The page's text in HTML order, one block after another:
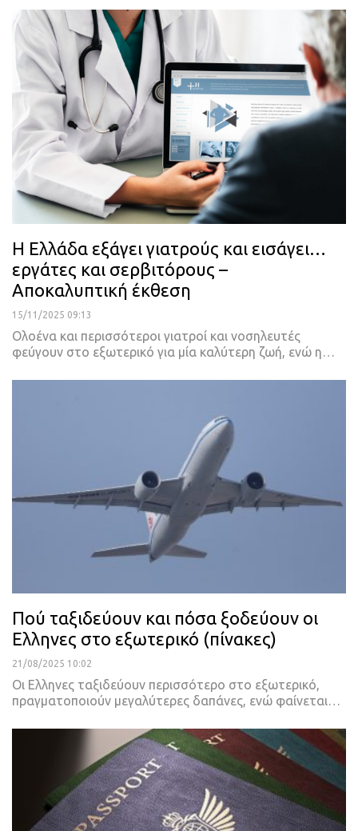
Η Ελλάδα εξάγει γιατρούς και εισάγει…
εργάτες και σερβιτόρους –
Αποκαλυπτική έκθεση
15/11/2025 09:13
Oλοένα και περισσότεροι γιατροί και νοσηλευτές
φεύγουν στο εξωτερικό για μία καλύτερη ζωή, ενώ η…
Πού ταξιδεύουν και πόσα ξοδεύουν οι
Ελληνες στο εξωτερικό (πίνακες)
21/08/2025 10:02
Οι Ελληνες ταξιδεύουν περισσότερο στο εξωτερικό,
πραγματοποιούν μεγαλύτερες δαπάνες, ενώ φαίνεται…